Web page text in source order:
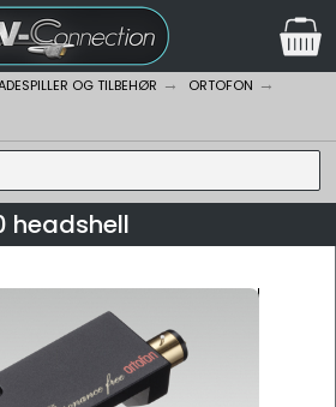
OG TILBEHØR
ORTOFON
headshell